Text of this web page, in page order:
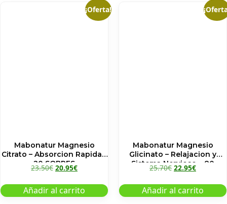
¡Oferta!
Mabonatur Magnesio
Citrato – Absorcion Rapida –
20 SOBRES
23.50€ 20.95€
Añadir al carrito
Mabonatur Magnesio
Glicinato – Relajacion y
Sistema Nervioso – 80
CAPSULAS
25.70€ 22.95€
Añadir al carrito